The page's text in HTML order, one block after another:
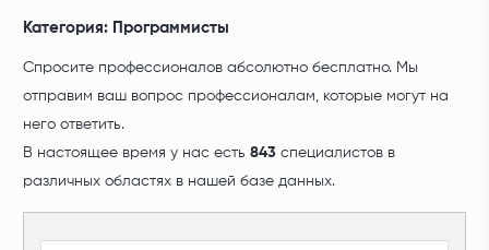
Категория: Программисты
Спросите профессионалов абсолютно бесплатно. Мы
отправим ваш вопрос профессионалам, которые могут на
него ответить.
В настоящее время у нас есть843 специалистов в
различных областях в нашей базе данных.